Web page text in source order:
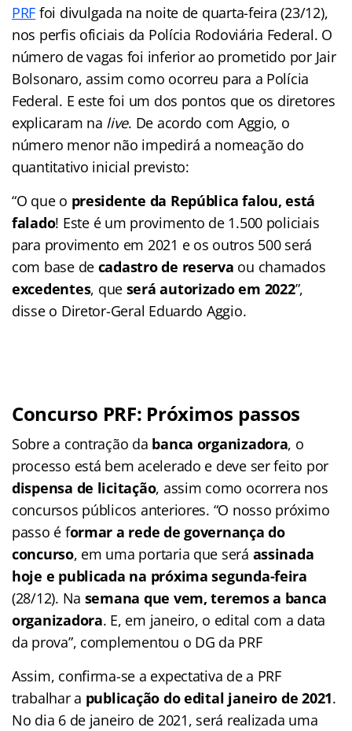
PRF foi divulgada na noite de quarta-feira (23/12),
nos perfis oficiais da Polícia Rodoviária Federal. O
número de vagas foi inferior ao prometido por Jair
Bolsonaro, assim como ocorreu para a Polícia
Federal. E este foi um dos pontos que os diretores
explicaram na live. De acordo com Aggio, o
número menor não impedirá a nomeação do
quantitativo inicial previsto:
“O que o presidente da República falou, está
falado! Este é um provimento de 1.500 policiais
para provimento em 2021 e os outros 500 será
com base de cadastro de reserva ou chamados
excedentes, que será autorizado em 2022”,
disse o Diretor-Geral Eduardo Aggio.
Concurso PRF: Próximos passos
Sobre a contração da banca organizadora, o
processo está bem acelerado e deve ser feito por
dispensa de licitação, assim como ocorrera nos
concursos públicos anteriores. “O nosso próximo
passo é formar a rede de governança do
concurso, em uma portaria que será assinada
hoje e publicada na próxima segunda-feira
(28/12). Na semana que vem, teremos a banca
organizadora. E, em janeiro, o edital com a data
da prova”, complementou o DG da PRF
Assim, confirma-se a expectativa de a PRF
trabalhar a publicação do edital janeiro de 2021.
No dia 6 de janeiro de 2021, será realizada uma